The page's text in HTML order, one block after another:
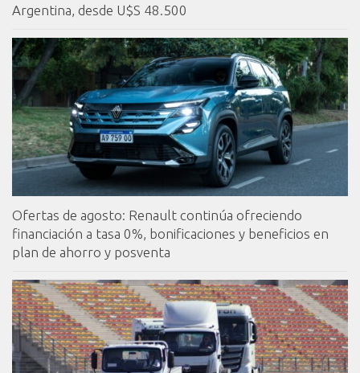
Argentina, desde U$S 48.500
Ofertas de agosto: Renault continúa ofreciendo
financiación a tasa 0%, bonificaciones y beneficios en
plan de ahorro y posventa